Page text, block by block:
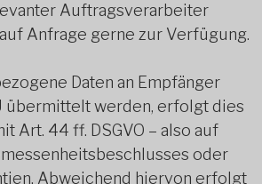
Auftragsverarbeiter
Anfrage gerne zur Verfügung.
Daten an Empfänger
übermittelt werden, erfolgt dies
Art. 44 ff. DSGVO – also auf
oder
Abweichend hiervon erfolgt